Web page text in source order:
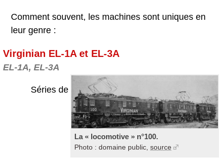
Comment souvent, les machines sont uniques en
leur genre :
Virginian EL-1A et EL-3A
EL-1A, EL-3A
La « locomotive » n°100.
Photo : domaine public, source
Séries de